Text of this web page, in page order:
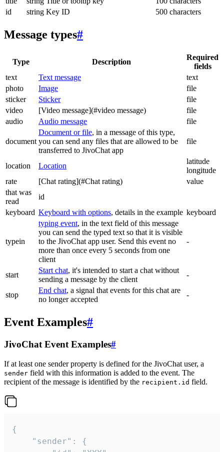
id
string Key ID 500 characters
Message types#
Type Description
Required
fields
text
Text message
text
photo
Image
file
sticker
Sticker
file
video
[Video message](#video message)
file
audio
Audio message file
document
Document or file, in a message of this type,
you can send any files that are allowed to be
transferred to JivoChat app
file
location Location
latitude
longitude
rate
[Chat rating](#Chat rating)
value
that was
read
id
keyboard Keyboard with options, details in the example keyboard
typein
typing event, in the text field of this message
you can send the typed text so that it is visible
to the JivoChat app user. Send this event no
more than once every 5 seconds from one
client
-
start
Start chat, it's intended to start a chat without
sending a message by the client
-
stop
End chat, a signal that events for this chat are
no longer accepted
-
Event Examples#
JivoChat Event Examples#
If at least one sender property is defined for the JivoChat user, a
sender field with this information is added to the event. The
recipient of the message is identified by the recipient.id field.
{